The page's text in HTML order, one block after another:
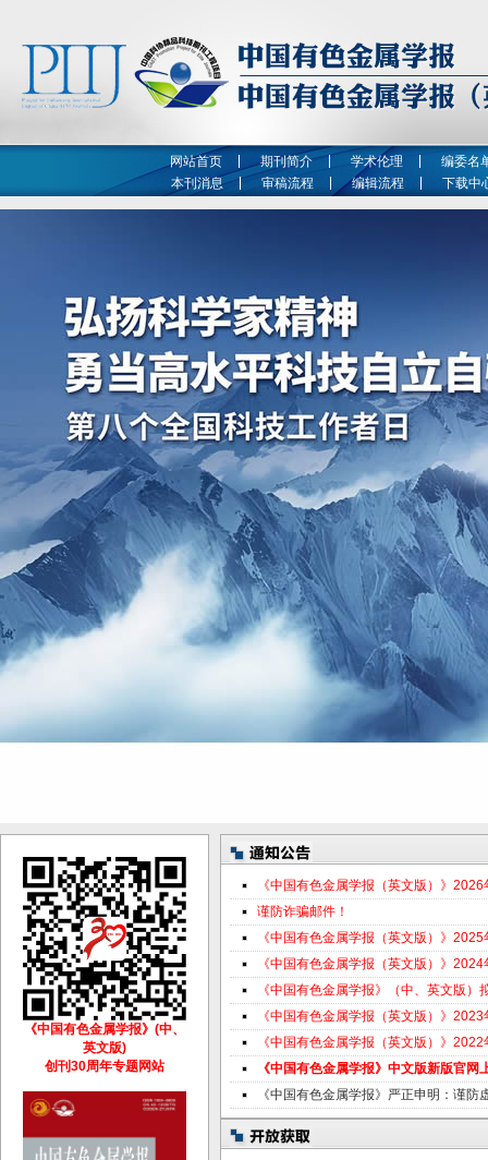
网站首页 期刊简介 学术伦理
编委名
本刊消息
审稿流程 编辑流程 下载中
《中国有色金属学报（英文版）》
谨防诈骗邮件！
《中国有色金属学报（英文版）》
《中国有色金属学报（英文版）》
《中国有色金属学报》（中、英文版
《中国有色金属学报（英文版）》
《中国有色金属学报（英文版）》
《中国有色金属学报》中文版新版官网
《中国有色金属学报》严正申明：谨防
《中国有色金属学报》(中、
英文版)
创刊30周年专题网站